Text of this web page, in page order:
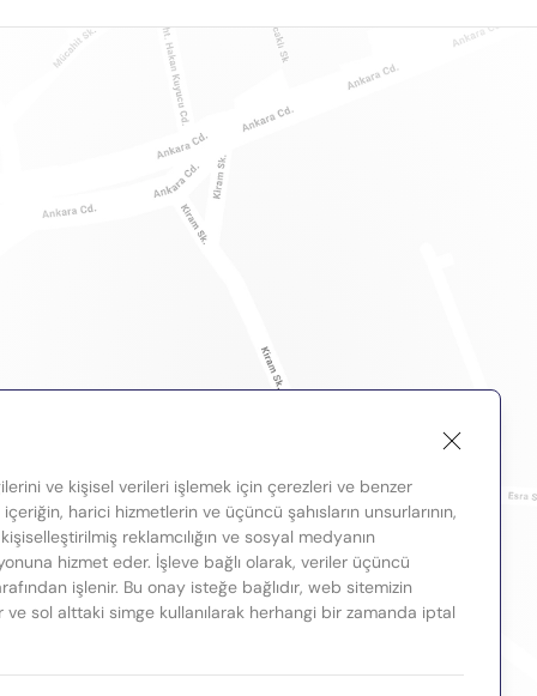
ve kişisel verileri işlemek için çerezleri ve benzer
harici hizmetlerin ve üçüncü şahısların unsurlarının,
reklamcılığın ve sosyal medyanın
hizmet eder. İşleve bağlı olarak, veriler üçüncü
işlenir. Bu onay isteğe bağlıdır, web sitemizin
ve sol alttaki simge kullanılarak herhangi bir zamanda iptal